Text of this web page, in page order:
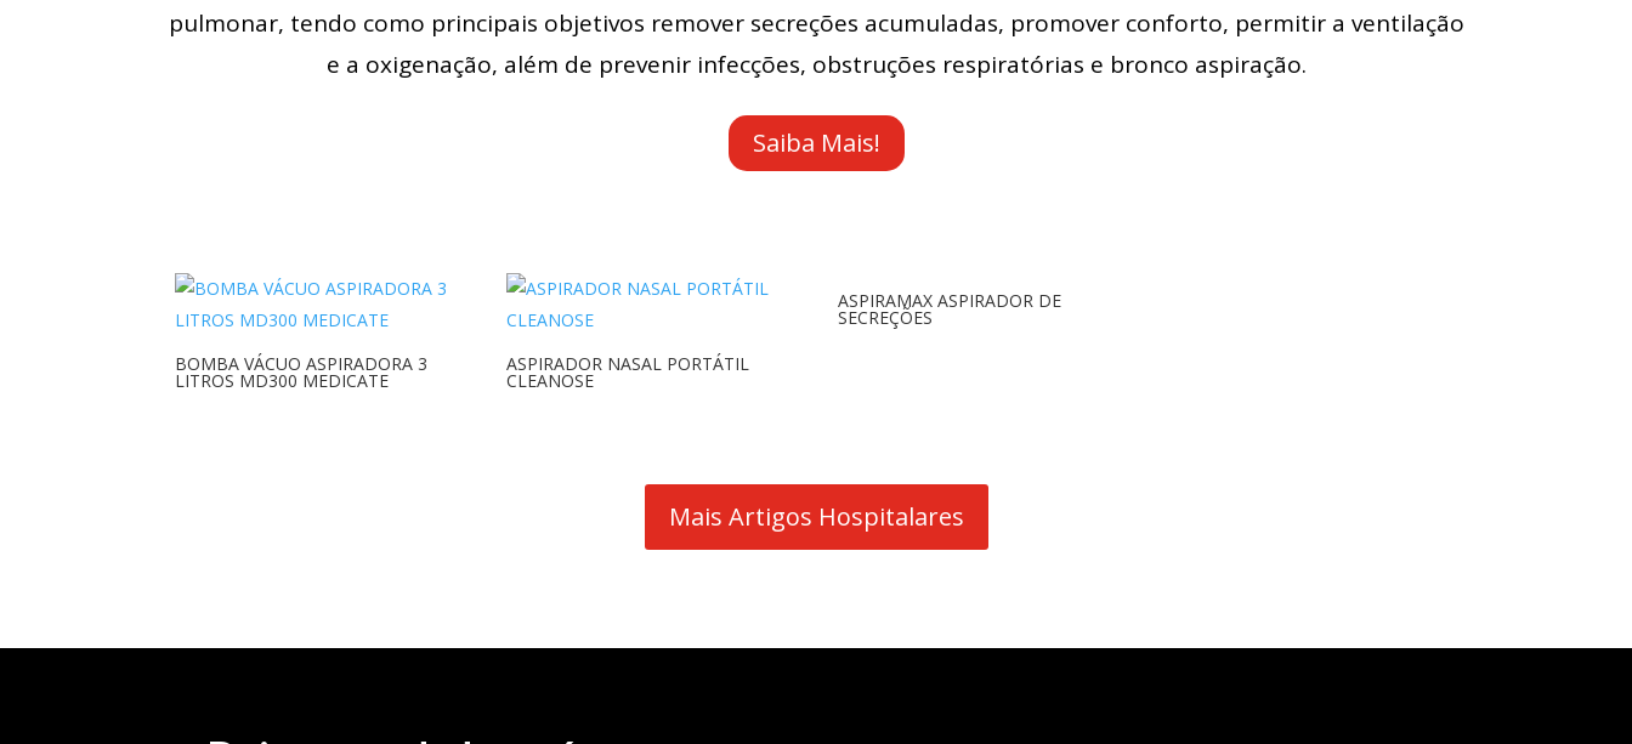
pulmonar, tendo como principais objetivos remover secreções acumuladas, promover conforto, permitir a ventilação
e a oxigenação, além de prevenir infecções, obstruções respiratórias e bronco aspiração.
Saiba Mais!
BOMBA VÁCUO ASPIRADORA 3
LITROS MD300 MEDICATE
ASPIRADOR NASAL PORTÁTIL
CLEANOSE
ASPIRAMAX ASPIRADOR DE
SECREÇÕES
Mais Artigos Hospitalares